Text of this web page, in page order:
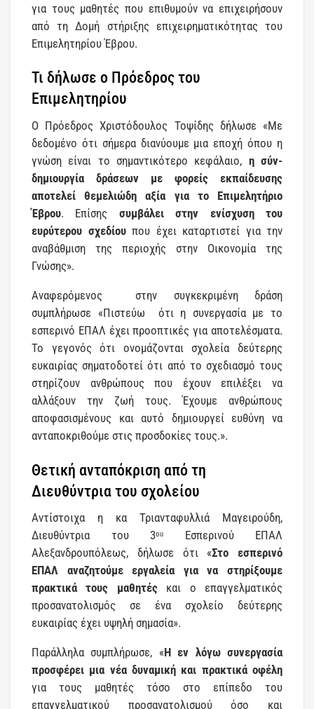
για τους μαθητές που επιθυμούν να επιχειρήσουν
από τη Δομή στήριξης επιχειρηματικότητας του
Επιμελητηρίου Έβρου.
Τι δήλωσε ο Πρόεδρος του
Επιμελητηρίου
Ο Πρόεδρος Χριστόδουλος Τοψίδης δήλωσε «Με
δεδομένο ότι σήμερα διανύουμε μια εποχή όπου η
γνώση είναι το σημαντικότερο κεφάλαιο, η σύν-
δημιουργία δράσεων με φορείς εκπαίδευσης
αποτελεί θεμελιώδη αξία για το Επιμελητήριο
Έβρου. Επίσης συμβάλει στην ενίσχυση του
ευρύτερου σχεδίουπου έχει καταρτιστεί για την
αναβάθμιση της περιοχής στην Οικονομία της
Γνώσης».
Αναφερόμενος
στην συγκεκριμένη δράση
συμπλήρωσε «Πιστεύω
ότι η συνεργασία με το
εσπερινό ΕΠΑΛ έχει προοπτικές για αποτελέσματα.
Το γεγονός ότι ονομάζονται σχολεία δεύτερης
ευκαιρίας σηματοδοτεί ότι από το σχεδιασμό τους
στηρίζουν ανθρώπους που έχουν επιλέξει να
αλλάξουν την ζωή τους. Έχουμε ανθρώπους
αποφασισμένους και αυτό δημιουργεί ευθύνη να
ανταποκριθούμε στις προσδοκίες τους.».
Θετική ανταπόκριση από τη
Διευθύντρια του σχολείου
Αντίστοιχα η κα Τριανταφυλλιά Μαγειρούδη,
Διευθύντρια του 3ου
Εσπερινού ΕΠΑΛ
Αλεξανδρουπόλεως, δήλωσε ότι «Στο εσπερινό
ΕΠΑΛ αναζητούμε εργαλεία για να στηρίξουμε
πρακτικά τους μαθητέςκαι ο επαγγελματικός
προσανατολισμός σε ένα σχολείο δεύτερης
ευκαιρίας έχει υψηλή σημασία».
Παράλληλα συμπλήρωσε, «Η εν λόγω συνεργασία
προσφέρει μια νέα δυναμική και πρακτικά οφέλη
για τους μαθητές τόσο στο επίπεδο του
επαγγελματικού προσανατολισμού όσο και